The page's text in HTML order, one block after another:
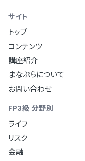
サイト
トップ
コンテンツ
講座紹介
まなぷらについて
お問い合わせ
FP3級 分野別
ライフ
リスク
金融